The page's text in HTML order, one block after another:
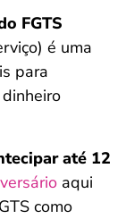
FGTS
é uma
para
até 12
aqui
como